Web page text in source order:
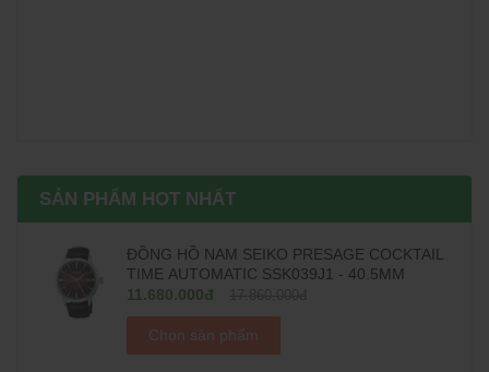
SẢN PHẨM HOT NHẤT
ĐỒNG HỒ NAM SEIKO PRESAGE COCKTAIL
TIME AUTOMATIC SSK039J1 - 40.5MM
11.680.000đ
Chọn sản phẩm